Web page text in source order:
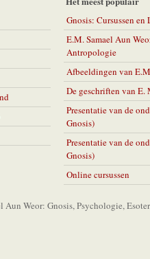
Gnosis: Cursussen
E.M. Samael Aun
Antropologie
Afbeeldingen van
De geschriften van E.
Presentatie van de
Gnosis)
Presentatie van de
Gnosis)
Online cursussen
Weor: Gnosis, Psychologie,